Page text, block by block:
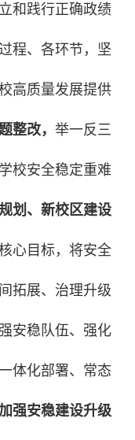
和践行正确政绩
程、各环节，坚
高质量发展提供
整改，举一反三
校安全稳定重难
划、新校区建设
心目标，将安全
拓展、治理升级
安稳队伍、强化
体化部署、常态
强安稳建设升级